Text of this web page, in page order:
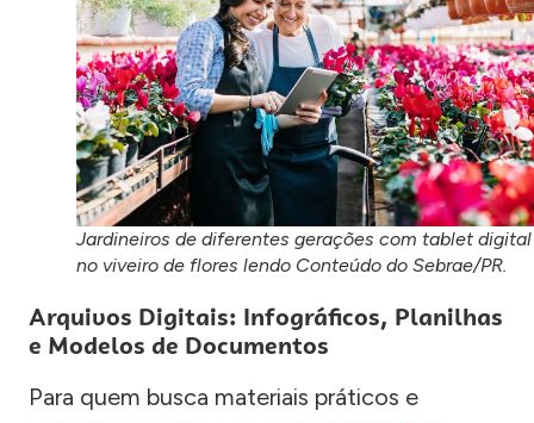
Jardineiros de diferentes gerações com tablet digital
no viveiro de flores lendo Conteúdo do Sebrae/PR.
Arquivos Digitais: Infográficos, Planilhas
e Modelos de Documentos
Para quem busca materiais práticos e